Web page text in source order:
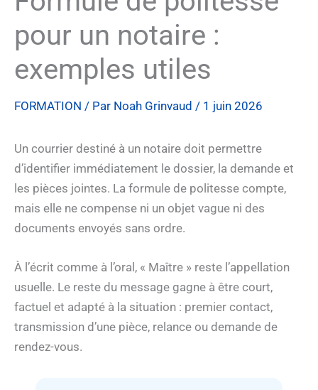
pour un notaire :
exemples utiles
FORMATION / Par Noah Grinvaud / 1 juin 2026
Un courrier destiné à un notaire doit permettre
d’identifier immédiatement le dossier, la demande et
les pièces jointes. La formule de politesse compte,
mais elle ne compense ni un objet vague ni des
documents envoyés sans ordre.
À l’écrit comme à l’oral, « Maître » reste l’appellation
usuelle. Le reste du message gagne à être court,
factuel et adapté à la situation : premier contact,
transmission d’une pièce, relance ou demande de
rendez-vous.